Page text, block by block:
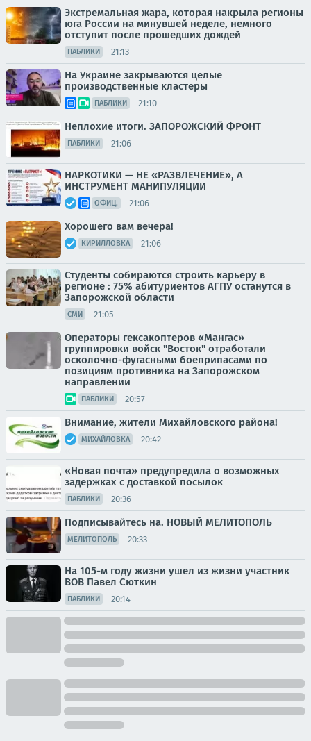
Экстремальная жара, которая накрыла регионы
юга России на минувшей неделе, немного
отступит после прошедших дождей
ПАБЛИКИ 21:13
На Украине закрываются целые
производственные кластеры
ПАБЛИКИ 21:10
Неплохие итоги. ЗАПОРОЖСКИЙ ФРОНТ
ПАБЛИКИ 21:06
НАРКОТИКИ — НЕ «РАЗВЛЕЧЕНИЕ», А
ИНСТРУМЕНТ МАНИПУЛЯЦИИ
ОФИЦ. 21:06
Хорошего вам вечера!
КИРИЛЛОВКА 21:06
Студенты собираются строить карьеру в
регионе : 75% абитуриентов АГПУ останутся в
Запорожской области
СМИ 21:05
Операторы гексакоптеров «Мангас»
группировки войск "Восток" отработали
осколочно-фугасными боеприпасами по
позициям противника на Запорожском
направлении
ПАБЛИКИ 20:57
Внимание, жители Михайловского района!
МИХАЙЛОВКА 20:42
«Новая почта» предупредила о возможных
задержках с доставкой посылок
ПАБЛИКИ 20:36
Подписывайтесь на. НОВЫЙ МЕЛИТОПОЛЬ
МЕЛИТОПОЛЬ 20:33
На 105-м году жизни ушел из жизни участник
ВОВ Павел Сюткин
ПАБЛИКИ 20:14